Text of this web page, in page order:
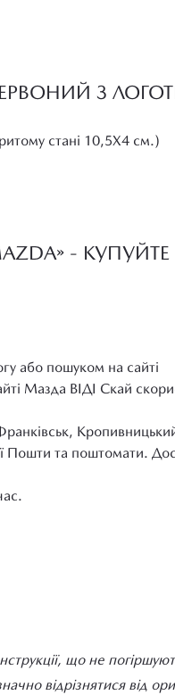
З
стані 10,5Х4 см.)
- КУПУЙТЕ
або пошуком на сайті
Мазда ВІДІ Скай
Пошти та поштомати.
що не
відрізнятися від